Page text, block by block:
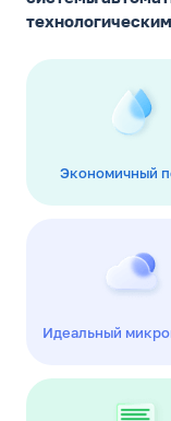
Экономичный
Идеальный